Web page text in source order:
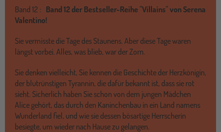
Band 12 : Band 12 der Bestseller-Reihe "Villains" von Serena
Valentino!
Sie vermisste die Tage des Staunens. Aber diese Tage waren
längst vorbei. Alles, was blieb, war der Zorn.
Sie denken vielleicht, Sie kennen die Geschichte der Herzkönigin,
der blutrünstigen Tyrannin, die dafür bekannt ist, dass sie rot
sieht. Sicherlich haben Sie schon von dem jungen Mädchen
Alice gehört, das durch den Kaninchenbau in ein Land namens
Wunderland fiel, und wie sie dessen bösartige Herrscherin
besiegte, um wieder nach Hause zu gelangen.